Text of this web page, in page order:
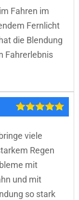
Fahren im
Fernlicht
die Blendung
Fahrerlebnis
viele
Regen
mit
und mit
so stark